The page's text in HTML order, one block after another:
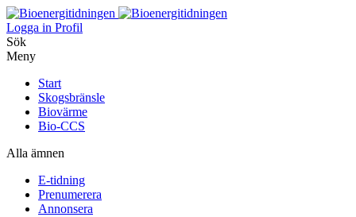
Logga in Profil
Sök
Meny
Start
Skogsbränsle
Biovärme
Bio-CCS
Alla ämnen
E-tidning
Prenumerera
Annonsera